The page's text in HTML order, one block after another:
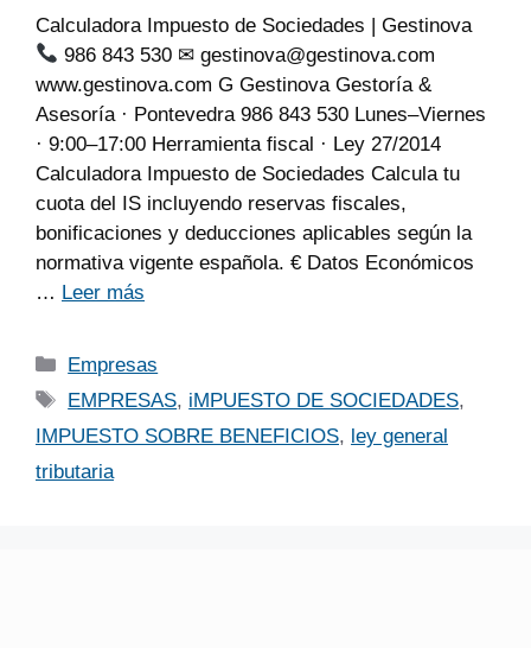
Calculadora Impuesto de Sociedades | Gestinova
986 843 530 ✉ gestinova@gestinova.com
www.gestinova.com G Gestinova Gestoría &
Asesoría · Pontevedra 986 843 530 Lunes–Viernes
· 9:00–17:00 Herramienta fiscal · Ley 27/2014
Calculadora Impuesto de Sociedades Calcula tu
cuota del IS incluyendo reservas fiscales,
bonificaciones y deducciones aplicables según la
normativa vigente española. € Datos Económicos
… Leer más
Empresas
EMPRESAS, iMPUESTO DE SOCIEDADES,
IMPUESTO SOBRE BENEFICIOS, ley general
tributaria